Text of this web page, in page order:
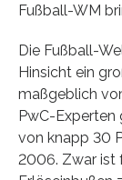
Fußball-WM
Die Fußball-
Hinsicht ein
maßgeblich
PwC-Experten
von knapp 30
2006. Zwar ist